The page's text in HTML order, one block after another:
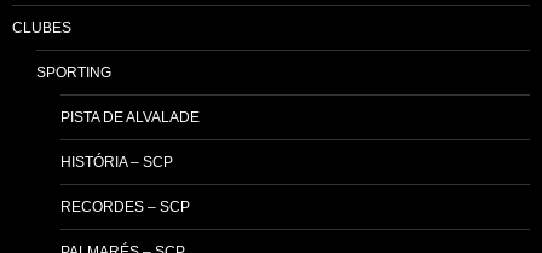
CLUBES
SPORTING
PISTA DE ALVALADE
HISTÓRIA – SCP
RECORDES – SCP